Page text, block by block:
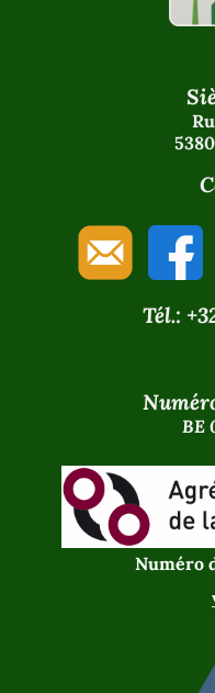
Tél.:
BE
Numéro